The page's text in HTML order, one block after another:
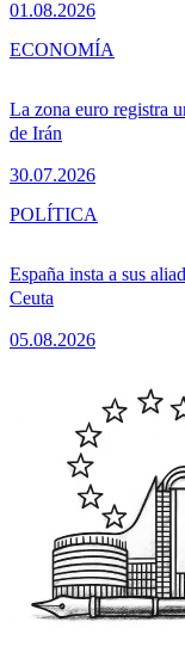
01.08.2026
La zona euro registra
de Irán
30.07.2026
ECONOMÍA
España insta a sus
Ceuta
05.08.2026
POLÍTICA